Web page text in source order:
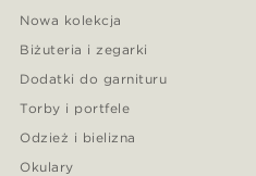
Nowa kolekcja
Biżuteria i zegarki
Dodatki do garnituru
Torby i portfele
Odzież i bielizna
Okulary